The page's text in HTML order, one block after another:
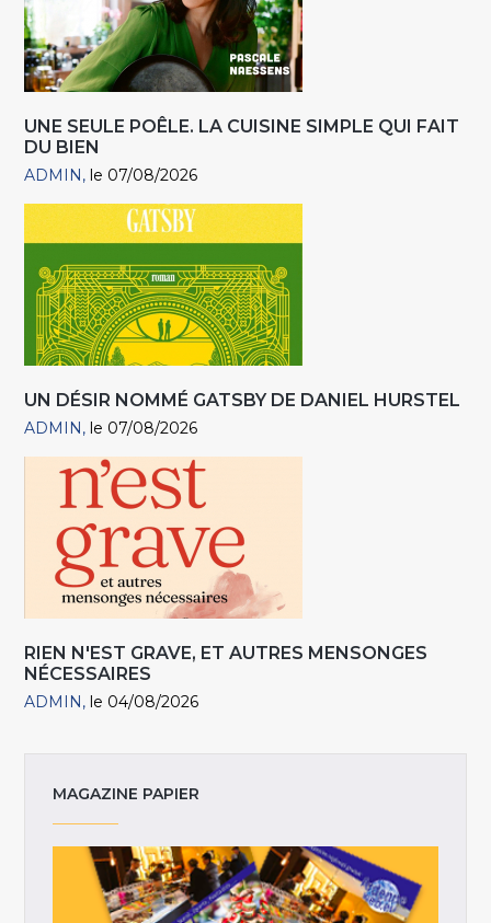
UNE SEULE POÊLE. LA CUISINE SIMPLE QUI FAIT
DU BIEN
ADMIN le 07/08/2026
UN DÉSIR NOMMÉ GATSBY DE DANIEL HURSTEL
ADMIN le 07/08/2026
RIEN N'EST GRAVE, ET AUTRES MENSONGES
NÉCESSAIRES
ADMIN le 04/08/2026
MAGAZINE PAPIER